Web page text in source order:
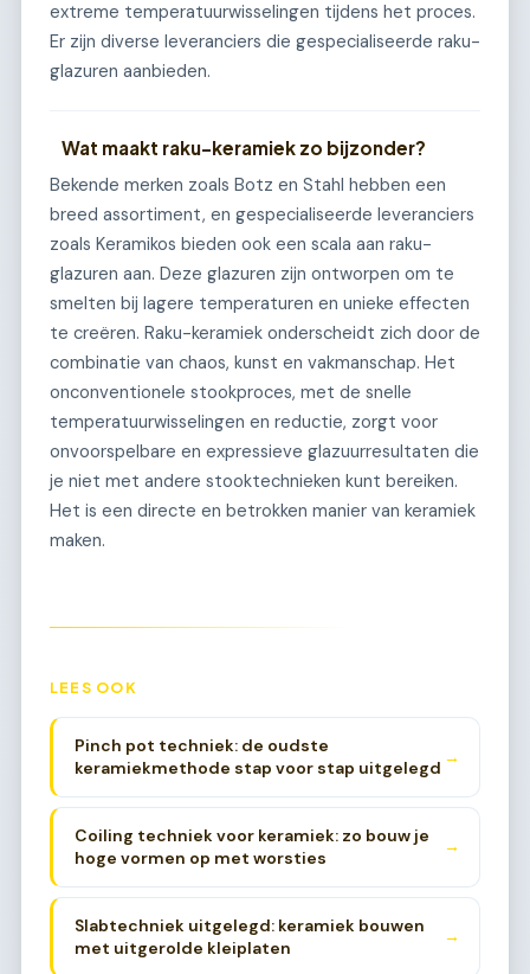
extreme temperatuurwisselingen tijdens het proces.
Er zijn diverse leveranciers die gespecialiseerde raku-
glazuren aanbieden.
Wat maakt raku-keramiek zo bijzonder?
Bekende merken zoals Botz en Stahl hebben een
breed assortiment, en gespecialiseerde leveranciers
zoals Keramikos bieden ook een scala aan raku-
glazuren aan. Deze glazuren zijn ontworpen om te
smelten bij lagere temperaturen en unieke effecten
te creëren. Raku-keramiek onderscheidt zich door de
combinatie van chaos, kunst en vakmanschap. Het
onconventionele stookproces, met de snelle
temperatuurwisselingen en reductie, zorgt voor
onvoorspelbare en expressieve glazuurresultaten die
je niet met andere stooktechnieken kunt bereiken.
Het is een directe en betrokken manier van keramiek
maken.
LEES OOK
Pinch pot techniek: de oudste
keramiekmethode stap voor stap uitgelegd
→
Coiling techniek voor keramiek: zo bouw je
hoge vormen op met worsties
→
Slabtechniek uitgelegd: keramiek bouwen
met uitgerolde kleiplaten
→